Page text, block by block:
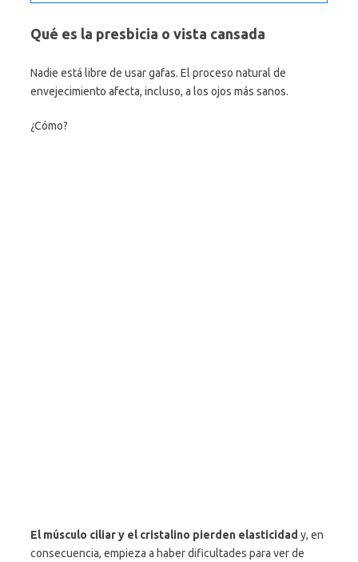
Qué es la presbicia o vista cansada
Nadie está libre de usar gafas. El proceso natural de
envejecimiento afecta, incluso, a los ojos más sanos.
¿Cómo?
El músculo ciliar y el cristalino pierden elasticidad y, en
consecuencia, empieza a haber dificultades para ver de